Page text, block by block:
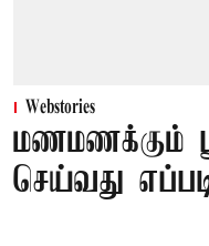
Webstories
மணமணக்கும்
செய்வது